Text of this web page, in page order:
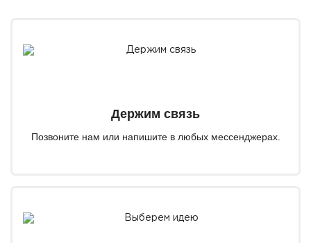
Держим связь
Позвоните нам или напишите в любых мессенджерах.